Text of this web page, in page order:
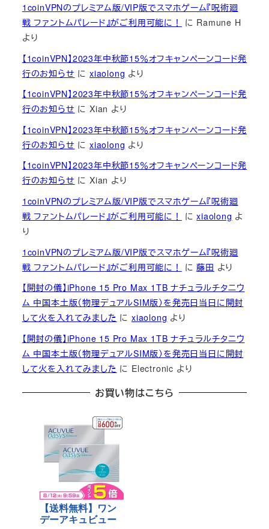
1coinVPNのプレミアム版/VIP版でスマホゲーム『呪術廻
戦 ファントムパレード』がご利用可能に！
に Ramune H
より
【1coinVPN】2023年中秋節15％オフキャンペーンコード発
行のお知らせ にxiaolong より
【1coinVPN】2023年中秋節15％オフキャンペーンコード発
行のお知らせ にXian より
【1coinVPN】2023年中秋節15％オフキャンペーンコード発
行のお知らせ にxiaolong より
【1coinVPN】2023年中秋節15％オフキャンペーンコード発
行のお知らせ にXian より
1coinVPNのプレミアム版/VIP版でスマホゲーム『呪術廻
戦 ファントムパレード』がご利用可能に！
にxiaolong よ
り
1coinVPNのプレミアム版/VIP版でスマホゲーム『呪術廻
戦 ファントムパレード』がご利用可能に！
に藤田 より
【開封の儀】iPhone 15 Pro Max 1TB ナチュラルチタニウ
ム 中国本土版（物理デュアルSIM版）を発売日当日に開封
して火を入れてみました にxiaolong より
【開封の儀】iPhone 15 Pro Max 1TB ナチュラルチタニウ
ム 中国本土版（物理デュアルSIM版）を発売日当日に開封
して火を入れてみました に Electronic より
お買い物はこちら